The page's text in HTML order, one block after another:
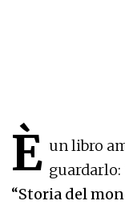
È un libro
guardarlo:
“Storia del